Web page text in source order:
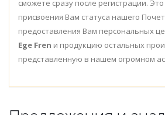
сможете сразу после регистрации.
присвоения Вам статуса нашего
предоставления Вам персональных
Ege Fren и продукцию остальных
представленную в нашем огромном